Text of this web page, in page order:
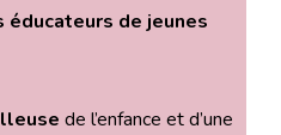
éducateurs de jeunes
de l’enfance et d’une